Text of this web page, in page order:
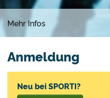
Mehr Infos
Anmeldung
Neu bei SPORTI?